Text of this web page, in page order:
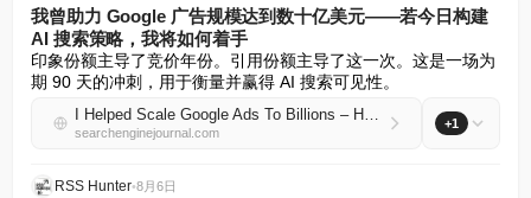
我曾助力 Google 广告规模达到数十亿美元——若今日构建
AI 搜索策略，我将如何着手
印象份额主导了竞价年份。引用份额主导了这一次。这是一场为
期 90 天的冲刺，用于衡量并赢得 AI 搜索可见性。
I Helped Scale Google Ads To Billions – Here’s How I’d Build An AI Search Strategy Today
searchenginejournal.com
+1
RSS Hunter•8月6日